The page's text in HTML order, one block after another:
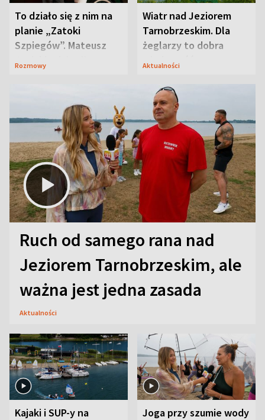
To działo się z nim na
planie „Zatoki
Szpiegów”. Mateusz
Janicki odsłonił
Rozmowy
Wiatr nad Jeziorem
Tarnobrzeskim. Dla
żeglarzy to dobra
wiadomość
Aktualności
Ruch od samego rana nad
Jeziorem Tarnobrzeskim, ale
ważna jest jedna zasada
Aktualności
Kajaki i SUP-y na
Joga przy szumie wody